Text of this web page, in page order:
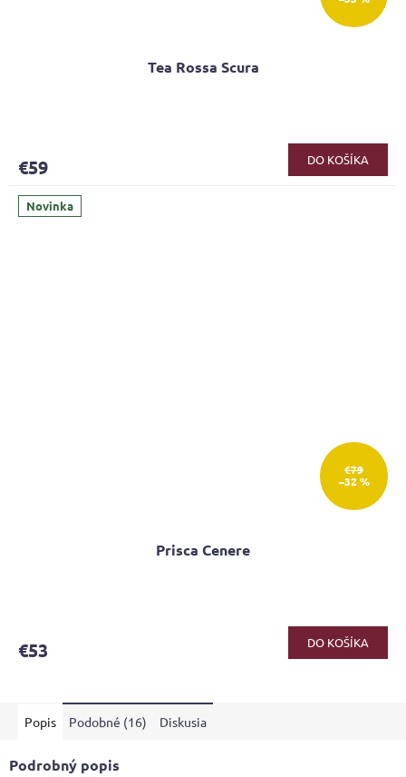
Tea Rossa Scura
je
5
€59 DO KOŠÍKA
Novinka
€79
–32 %
Prisca Cenere
€53 DO KOŠÍKA
Popis Podobné (16) Diskusia
Podrobný popis